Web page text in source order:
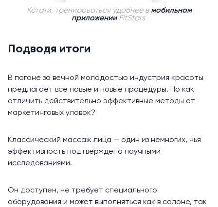
Кстати, тренироваться удобнее вмобильном
приложении FitStars
Подводя итоги
В погоне за вечной молодостью индустрия красоты
предлагает все новые и новые процедуры. Но как
отличить действительно эффективные методы от
маркетинговых уловок?
Классический массаж лица — один из немногих, чья
эффективность подтверждена научными
исследованиями.
Он доступен, не требует специального
оборудования и может выполняться как в салоне, так